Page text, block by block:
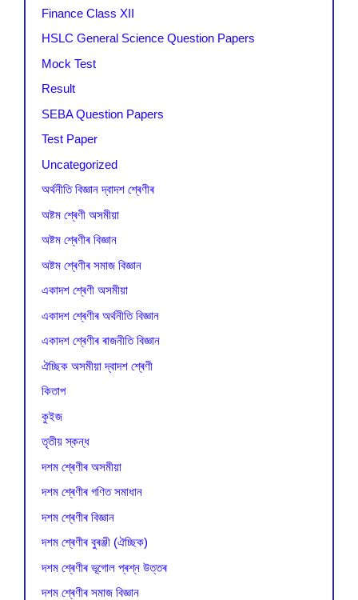
Finance Class XII
HSLC General Science Question Papers
Mock Test
Result
SEBA Question Papers
Test Paper
Uncategorized
অৰ্থনীতি বিজ্ঞান দ্বাদশ শ্ৰেণীৰ
অষ্টম শ্ৰেণী অসমীয়া
অষ্টম শ্ৰেণীৰ বিজ্ঞান
অষ্টম শ্ৰেণীৰ সমাজ বিজ্ঞান
একাদশ শ্ৰেণী অসমীয়া
একাদশ শ্ৰেণীৰ অৰ্থনীতি বিজ্ঞান
একাদশ শ্ৰেণীৰ ৰাজনীতি বিজ্ঞান
ঐচ্ছিক অসমীয়া দ্বাদশ শ্ৰেণী
কিতাপ
কুইজ
তৃতীয় স্কন্ধ
দশম শ্ৰেণীৰ অসমীয়া
দশম শ্ৰেণীৰ গণিত সমাধান
দশম শ্ৰেণীৰ বিজ্ঞান
দশম শ্ৰেণীৰ বুৰঞ্জী (ঐচ্ছিক)
দশম শ্ৰেণীৰ ভূগোল প্ৰশ্ন উত্তৰ
দশম শ্ৰেণীৰ সমাজ বিজ্ঞান